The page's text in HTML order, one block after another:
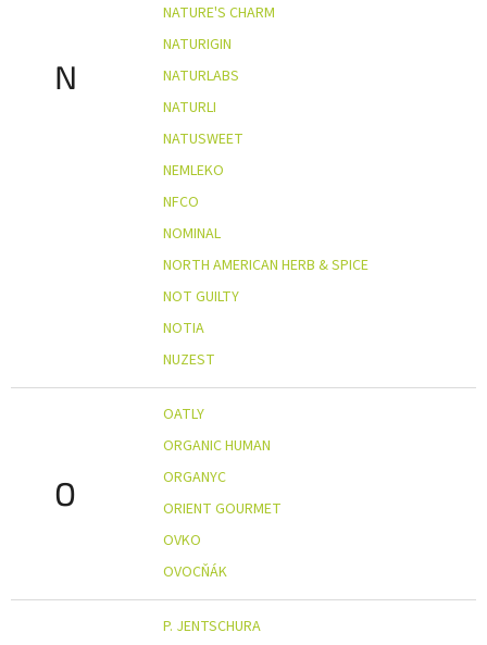
N
NATURE'S CHARM
NATURIGIN
NATURLABS
NATURLI
NATUSWEET
NEMLEKO
NFCO
NOMINAL
NORTH AMERICAN HERB & SPICE
NOT GUILTY
NOTIA
NUZEST
O
OATLY
ORGANIC HUMAN
ORGANYC
ORIENT GOURMET
OVKO
OVOCŇÁK
P. JENTSCHURA